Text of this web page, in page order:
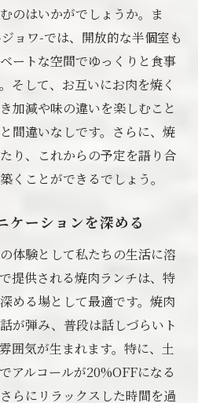
のはいかがでしょうか。ま
ョワ-では、開放的な半個室も
ートな空間でゆっくりと食事
そして、お互いにお肉を焼く
加減や味の違いを楽しむこと
間違いなしです。さらに、焼
り、これからの予定を語り合
くことができるでしょう。
ケーションを深める
体験として私たちの生活に溶
提供される焼肉ランチは、特
める場として最適です。焼肉
が弾み、普段は話しづらいト
囲気が生まれます。特に、土
アルコールが20%OFFになる
らにリラックスした時間を過